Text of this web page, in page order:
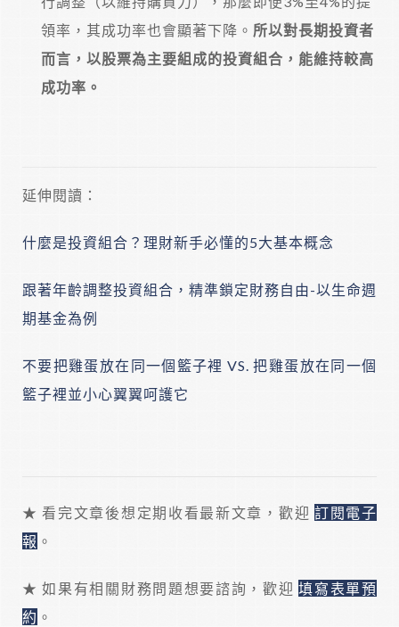
領率，其成功率也會顯著下降。 所以對長期投資者
而言，以股票為主要組成的投資組合，能維持較高
成功率。
延伸閱讀：
什麼是投資組合？理財新手必懂的5大基本概念
跟著年齡調整投資組合，精準鎖定財務自由-以生命週
期基金為例
不要把雞蛋放在同一個籃子裡 VS. 把雞蛋放在同一個
籃子裡並小心翼翼呵護它
★ 看完文章後想定期收看最新文章，歡迎 訂閱電子
報 。
★ 如果有相關財務問題想要諮詢，歡迎填寫表單預
約 。